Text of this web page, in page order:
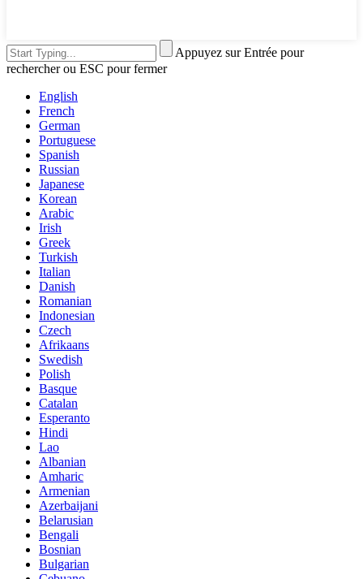
Appuyez sur Entrée pour
rechercher ou ESC pour fermer
English
French
German
Portuguese
Spanish
Russian
Japanese
Korean
Arabic
Irish
Greek
Turkish
Italian
Danish
Romanian
Indonesian
Czech
Afrikaans
Swedish
Polish
Basque
Catalan
Esperanto
Hindi
Lao
Albanian
Amharic
Armenian
Azerbaijani
Belarusian
Bengali
Bosnian
Bulgarian